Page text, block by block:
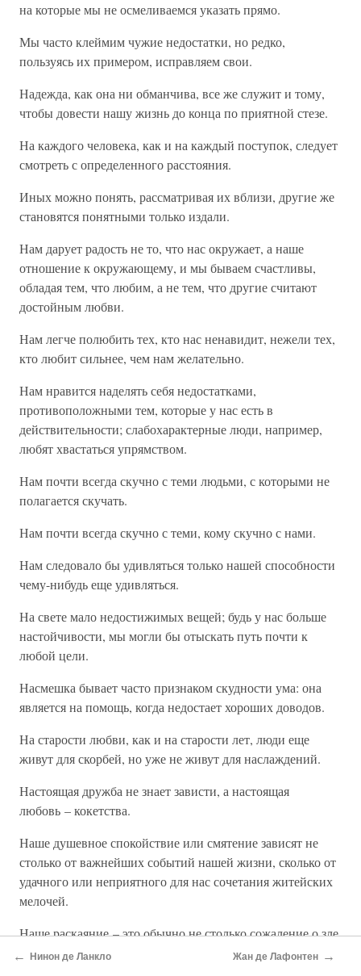
на которые мы не осмеливаемся указать прямо.
Мы часто клеймим чужие недостатки, но редко,
пользуясь их примером, исправляем свои.
Надежда, как она ни обманчива, все же служит и тому,
чтобы довести нашу жизнь до конца по приятной стезе.
На каждого человека, как и на каждый поступок, следует
смотреть с определенного расстояния.
Иных можно понять, рассматривая их вблизи, другие же
становятся понятными только издали.
Нам дарует радость не то, что нас окружает, а наше
отношение к окружающему, и мы бываем счастливы,
обладая тем, что любим, а не тем, что другие считают
достойным любви.
Нам легче полюбить тех, кто нас ненавидит, нежели тех,
кто любит сильнее, чем нам желательно.
Нам нравится наделять себя недостатками,
противоположными тем, которые у нас есть в
действительности; слабохарактерные люди, например,
любят хвастаться упрямством.
Нам почти всегда скучно с теми людьми, с которыми не
полагается скучать.
Нам почти всегда скучно с теми, кому скучно с нами.
Нам следовало бы удивляться только нашей способности
чему-нибудь еще удивляться.
На свете мало недостижимых вещей; будь у нас больше
настойчивости, мы могли бы отыскать путь почти к
любой цели.
Насмешка бывает часто признаком скудности ума: она
является на помощь, когда недостает хороших доводов.
На старости любви, как и на старости лет, люди еще
живут для скорбей, но уже не живут для наслаждений.
Настоящая дружба не знает зависти, а настоящая
любовь – кокетства.
Наше душевное спокойствие или смятение зависят не
столько от важнейших событий нашей жизни, сколько от
удачного или неприятного для нас сочетания житейских
мелочей.
Наше раскаяние – это обычно не столько сожаление о зле,
которое совершили мы, сколько боязнь зла, которое могут
← Нинон де Ланкло Жан де Лафонтен →